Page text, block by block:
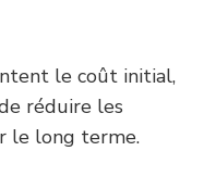
le coût initial,
réduire les
le long terme.